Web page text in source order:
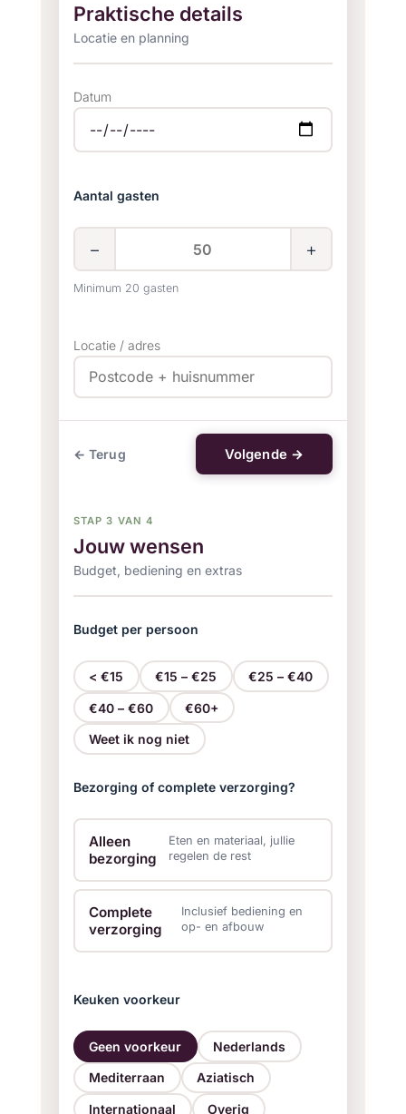
Praktische details
Locatie en planning
Datum
Aantal gasten
− +
Minimum 20 gasten
Locatie / adres
← Terug Volgende →
STAP 3 VAN 4
Jouw wensen
Budget, bediening en extras
Budget per persoon
< €15 €15 – €25 €25 – €40
€40 – €60 €60+
Weet ik nog niet
Bezorging of complete verzorging?
Alleen
bezorging
Eten en materiaal, jullie
regelen de rest
Complete
verzorging
Inclusief bediening en
op- en afbouw
Keuken voorkeur
Geen voorkeur Nederlands
Mediterraan Aziatisch
Internationaal Overig